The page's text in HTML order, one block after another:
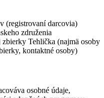
(registrovaní darcovia)
združenia
zbierky Tehlička (najmä osoby
kontaktné osoby)
osobné údaje,